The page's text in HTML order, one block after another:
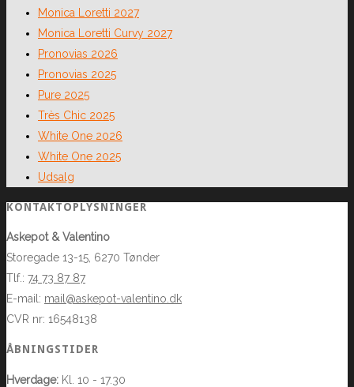
Monica Loretti 2027
Monica Loretti Curvy 2027
Pronovias 2026
Pronovias 2025
Pure 2025
Très Chic 2025
White One 2026
White One 2025
Udsalg
KONTAKTOPLYSNINGER
Askepot & Valentino
Storegade 13-15, 6270 Tønder
Tlf.: 74 73 87 87
E-mail: mail@askepot-valentino.dk
CVR nr: 16548138
ÅBNINGSTIDER
Hverdage: Kl. 10 - 17.30